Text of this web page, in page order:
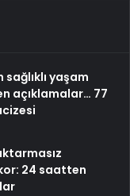
sağlıklı yaşam
açıklamalar… 77
24 saatten